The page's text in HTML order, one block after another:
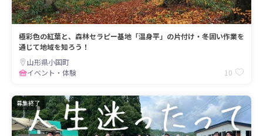
極彩色の紅葉と、森林セラピー基地「温身平」の片付け・冬囲い作業を
通じて地域を知ろう！
山形県小国町
イベント・体験
10
募集終了